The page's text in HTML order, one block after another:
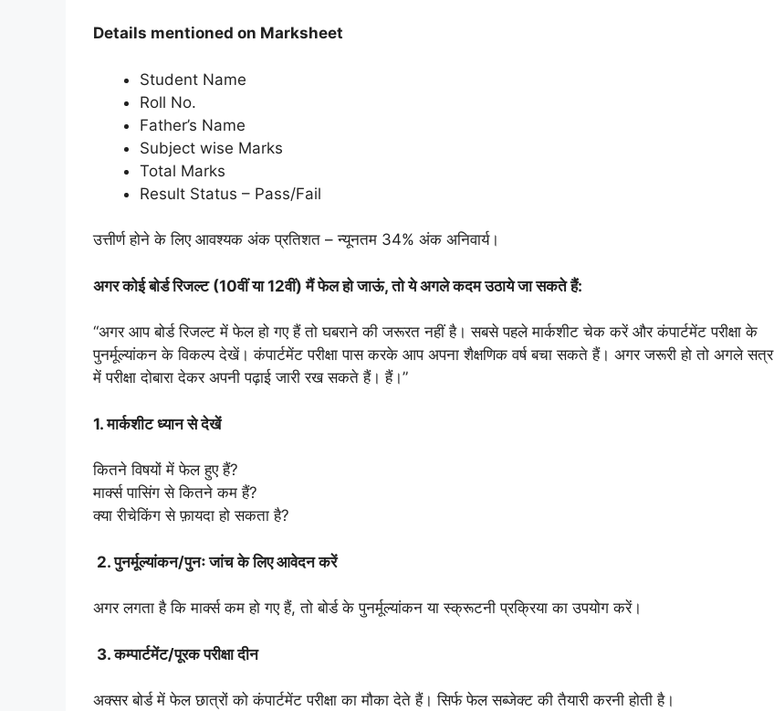
Details mentioned on Marksheet
Student Name
Roll No.
Father’s Name
Subject wise Marks
Total Marks
Result Status – Pass/Fail
उत्तीर्ण होने के लिए आवश्यक अंक प्रतिशत – न्यूनतम 34% अंक अनिवार्य।
अगर कोई बोर्ड रिजल्ट (10वीं या 12वीं) मैं फेल हो जाऊं, तो ये अगले कदम उठाये जा सकते हैं:
“अगर आप बोर्ड रिजल्ट में फेल हो गए हैं तो घबराने की जरूरत नहीं है। सबसे पहले मार्कशीट चेक करें और कंपार्टमेंट परीक्षा के
पुनर्मूल्यांकन के विकल्प देखें। कंपार्टमेंट परीक्षा पास करके आप अपना शैक्षणिक वर्ष बचा सकते हैं। अगर जरूरी हो तो अगले सत्र
में परीक्षा दोबारा देकर अपनी पढ़ाई जारी रख सकते हैं। हैं।”
1. मार्कशीट ध्यान से देखें
कितने विषयों में फेल हुए हैं?
मार्क्स पासिंग से कितने कम हैं?
क्या रीचेकिंग से फ़ायदा हो सकता है?
2. पुनर्मूल्यांकन/पुनः जांच के लिए आवेदन करें
अगर लगता है कि मार्क्स कम हो गए हैं, तो बोर्ड के पुनर्मूल्यांकन या स्क्रूटनी प्रक्रिया का उपयोग करें।
3. कम्पार्टमेंट/पूरक परीक्षा दीन
अक्सर बोर्ड में फेल छात्रों को कंपार्टमेंट परीक्षा का मौका देते हैं। सिर्फ फेल सब्जेक्ट की तैयारी करनी होती है।